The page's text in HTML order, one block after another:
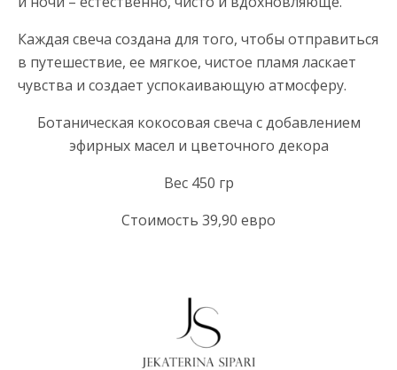
Каждая свеча создана для того, чтобы отправиться
в путешествие, ее мягкое, чистое пламя ласкает
чувства и создает успокаивающую атмосферу.
Ботаническая кокосовая свеча с добавлением
эфирных масел и цветочного декора
Вес 450 гр
Стоимость 39,90 евро